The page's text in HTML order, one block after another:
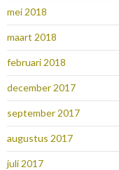
mei 2018
maart 2018
februari 2018
december 2017
september 2017
augustus 2017
juli 2017